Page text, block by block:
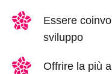
Essere
sviluppo
Offrire la più